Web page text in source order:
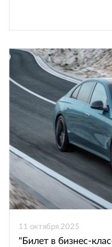
11 октября 2025
"Билет в бизнес-